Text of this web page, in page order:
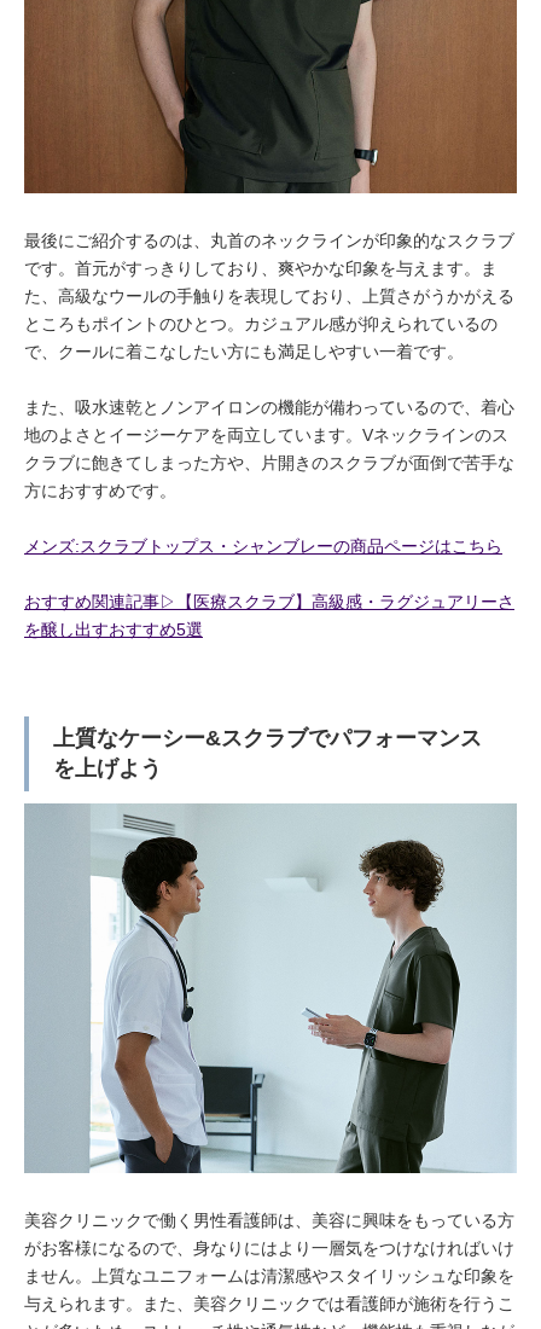
最後にご紹介するのは、丸首のネックラインが印象的なスクラブ
です。首元がすっきりしており、爽やかな印象を与えます。ま
た、高級なウールの手触りを表現しており、上質さがうかがえる
ところもポイントのひとつ。カジュアル感が抑えられているの
で、クールに着こなしたい方にも満足しやすい一着です。
また、吸水速乾とノンアイロンの機能が備わっているので、着心
地のよさとイージーケアを両立しています。Vネックラインのス
クラブに飽きてしまった方や、片開きのスクラブが面倒で苦手な
方におすすめです。
メンズ:スクラブトップス・シャンブレーの商品ページはこちら
おすすめ関連記事▷【医療スクラブ】高級感・ラグジュアリーさ
を醸し出すおすすめ5選
上質なケーシー&スクラブでパフォーマンス
を上げよう
美容クリニックで働く男性看護師は、美容に興味をもっている方
がお客様になるので、身なりにはより一層気をつけなければいけ
ません。上質なユニフォームは清潔感やスタイリッシュな印象を
与えられます。また、美容クリニックでは看護師が施術を行うこ